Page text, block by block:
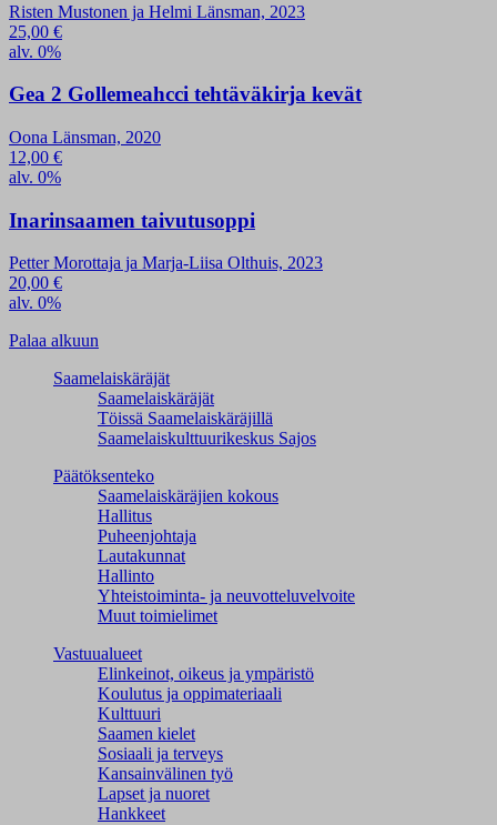
Risten Mustonen ja Helmi Länsman, 2023
25,00 €
alv. 0%
Gea 2 Gollemeahcci tehtäväkirja kevät
Oona Länsman, 2020
12,00 €
alv. 0%
Inarinsaamen taivutusoppi
Petter Morottaja ja Marja-Liisa Olthuis, 2023
20,00 €
alv. 0%
Palaa alkuun
Saamelaiskäräjät
Saamelaiskäräjät
Töissä Saamelaiskäräjillä
Saamelaiskulttuuri­keskus Sajos
Päätöksenteko
Saamelaiskäräjien kokous
Hallitus
Puheenjohtaja
Lautakunnat
Hallinto
Yhteistoiminta- ja neuvotteluvelvoite
Muut toimielimet
Vastuualueet
Elinkeinot, oikeus ja ympäristö
Koulutus ja oppimateriaali
Kulttuuri
Saamen kielet
Sosiaali ja terveys
Kansainvälinen työ
Lapset ja nuoret
Hankkeet